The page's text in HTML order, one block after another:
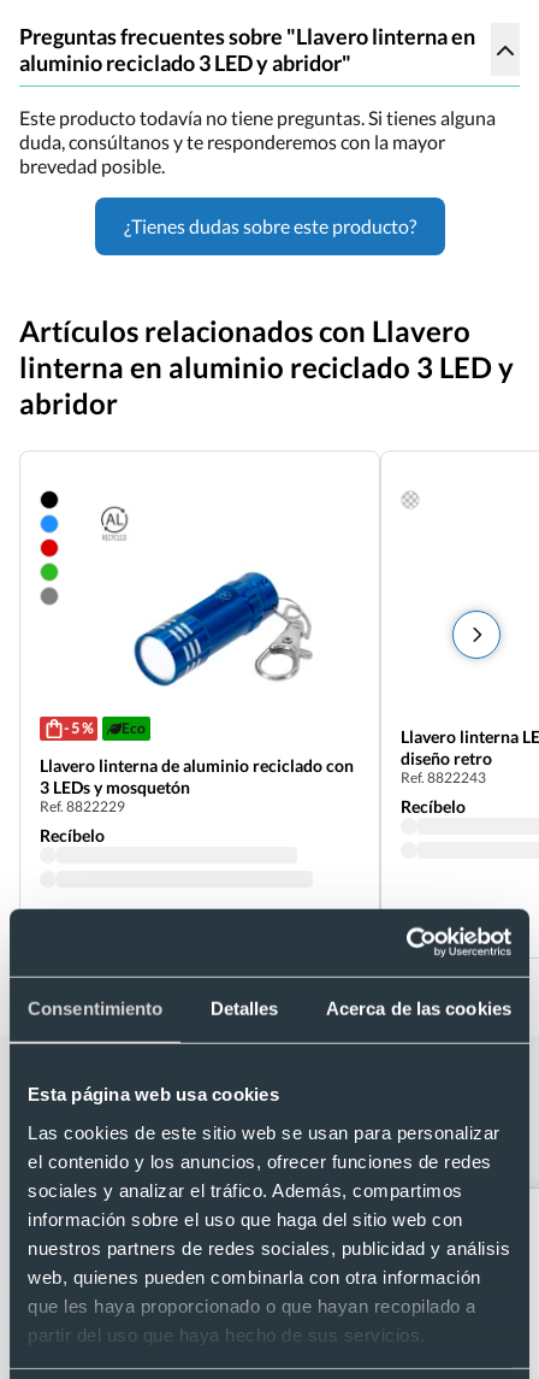
Consentimiento Detalles Acerca de las cookies
Esta página web usa cookies
Las cookies de este sitio web se usan para personalizar
el contenido y los anuncios, ofrecer funciones de redes
sociales y analizar el tráfico. Además, compartimos
información sobre el uso que haga del sitio web con
nuestros partners de redes sociales, publicidad y análisis
web, quienes pueden combinarla con otra información
que les haya proporcionado o que hayan recopilado a
partir del uso que haya hecho de sus servicios.
Preguntas frecuentes sobre "Llavero linterna en
aluminio reciclado 3 LED y abridor"
Este producto todavía no tiene preguntas. Si tienes alguna
duda, consúltanos y te responderemos con la mayor
brevedad posible.
¿Tienes dudas sobre este producto?
Artículos relacionados con Llavero
linterna en aluminio reciclado 3 LED y
abridor
- 5 % Eco
Llavero linterna de aluminio reciclado con
3 LEDs y mosquetón
Ref. 8822229
Recíbelo
Llavero linterna
diseño retro
Ref. 8822243
Recíbelo
Desde 0,81 €
Categorías relacionadas con Llavero
linterna en aluminio reciclado 3 LED y
abridor